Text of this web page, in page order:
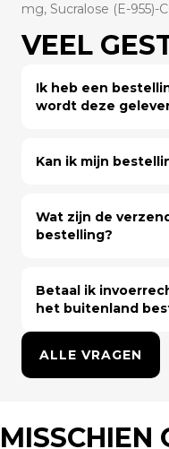
mg, Sucralose (E-955)-
VEEL
Ik heb een
wordt deze
Kan ik mijn
Wat zijn de
bestelling?
Betaal ik
het buitenland
ALLE VRAGEN
MISSCHIEN